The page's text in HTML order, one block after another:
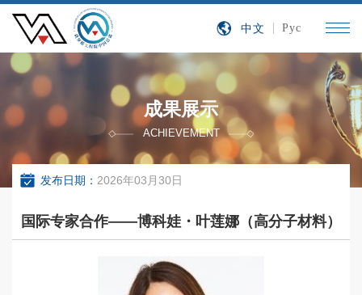
中文 Рус
成果展示
ACHIEVEMENT
发布日期： 2026年03月30日
国际专家合作——博科娃・叶莲娜（高分子材料）